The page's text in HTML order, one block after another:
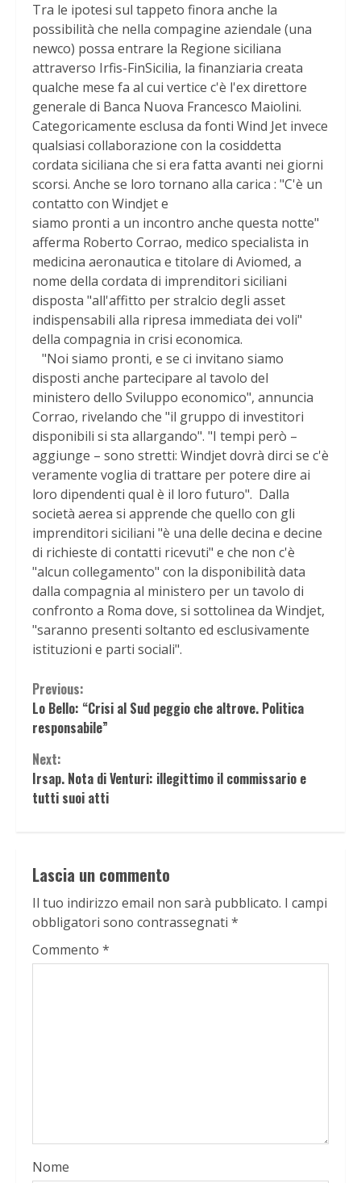
Tra le ipotesi sul tappeto finora anche la
possibilità che nella compagine aziendale (una
newco) possa entrare la Regione siciliana
attraverso Irfis-FinSicilia, la finanziaria creata
qualche mese fa al cui vertice c'è l'ex direttore
generale di Banca Nuova Francesco Maiolini.
Categoricamente esclusa da fonti Wind Jet invece
qualsiasi collaborazione con la cosiddetta
cordata siciliana che si era fatta avanti nei giorni
scorsi. Anche se loro tornano alla carica : "C'è un
contatto con Windjet e
siamo pronti a un incontro anche questa notte"
afferma Roberto Corrao, medico specialista in
medicina aeronautica e titolare di Aviomed, a
nome della cordata di imprenditori siciliani
disposta "all'affitto per stralcio degli asset
indispensabili alla ripresa immediata dei voli"
della compagnia in crisi economica.
"Noi siamo pronti, e se ci invitano siamo
disposti anche partecipare al tavolo del
ministero dello Sviluppo economico", annuncia
Corrao, rivelando che "il gruppo di investitori
disponibili si sta allargando". "I tempi però –
aggiunge – sono stretti: Windjet dovrà dirci se c'è
veramente voglia di trattare per potere dire ai
loro dipendenti qual è il loro futuro". Dalla
società aerea si apprende che quello con gli
imprenditori siciliani "è una delle decina e decine
di richieste di contatti ricevuti" e che non c'è
"alcun collegamento" con la disponibilità data
dalla compagnia al ministero per un tavolo di
confronto a Roma dove, si sottolinea da Windjet,
"saranno presenti soltanto ed esclusivamente
istituzioni e parti sociali".
Continue
Reading
Previous:
Lo Bello: “Crisi al Sud peggio che altrove. Politica
responsabile”
Next:
Irsap. Nota di Venturi: illegittimo il commissario e
tutti suoi atti
Lascia un commento
Il tuo indirizzo email non sarà pubblicato. I campi
obbligatori sono contrassegnati *
Commento *
Nome